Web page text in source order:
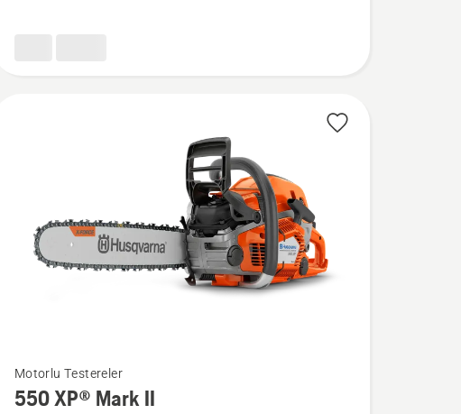
550 XP®
Mark
Motorlu Testereler
550 XP® Mark II